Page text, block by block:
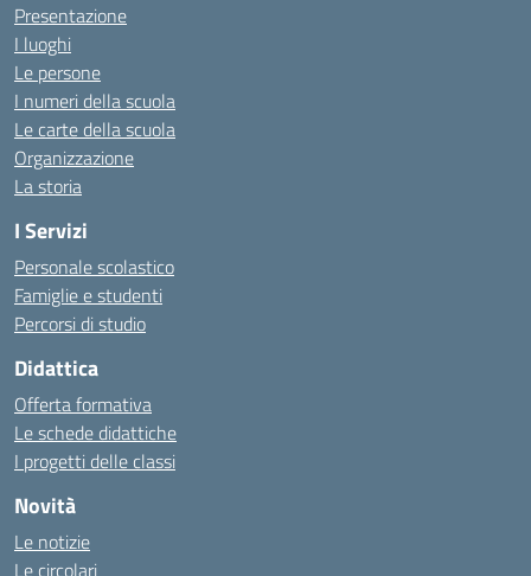
Presentazione
I luoghi
Le persone
I numeri della scuola
Le carte della scuola
Organizzazione
La storia
I Servizi
Personale scolastico
Famiglie e studenti
Percorsi di studio
Didattica
Offerta formativa
Le schede didattiche
I progetti delle classi
Novità
Le notizie
Le circolari